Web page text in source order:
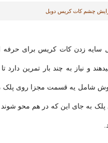
چشم کات کریس دوبل
سایه زدن کات کریس برای
و نیاز به چند بار تمرین دارد تا
روش شامل یه قسمت مجزا روی پلک
پلک به جای این که در هم محو شوند